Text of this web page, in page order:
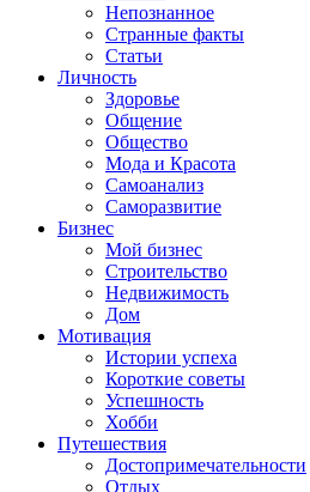
Непознанное
Странные факты
Статьи
Личность
Здоровье
Общение
Общество
Мода и Красота
Самоанализ
Саморазвитие
Бизнес
Мой бизнес
Строительство
Недвижимость
Дом
Мотивация
Истории успеха
Короткие советы
Успешность
Хобби
Путешествия
Достопримечательности
Отдых